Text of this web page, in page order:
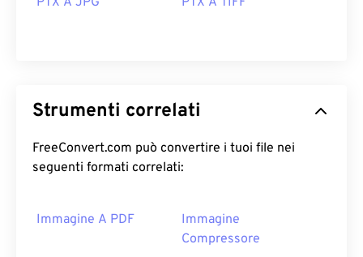
Strumenti correlati
FreeConvert.com può convertire i tuoi file nei
seguenti formati correlati:
Immagine A PDF
Immagine
Compressore